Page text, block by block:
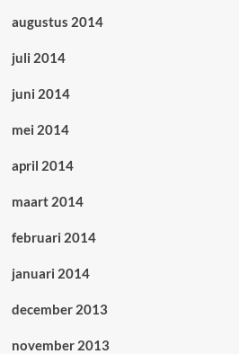
augustus 2014
juli 2014
juni 2014
mei 2014
april 2014
maart 2014
februari 2014
januari 2014
december 2013
november 2013